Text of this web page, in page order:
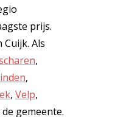
prijs.
Als
,
,
, Velp,
gemeente.